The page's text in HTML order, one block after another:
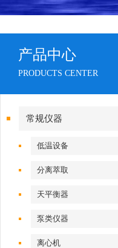
产品中心
PRODUCTS CENTER
常规仪器
低温设备
分离萃取
天平衡器
泵类仪器
离心机